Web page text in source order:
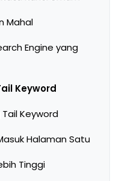
Mahal
Engine yang
Keyword
Keyword
Halaman Satu
Tinggi